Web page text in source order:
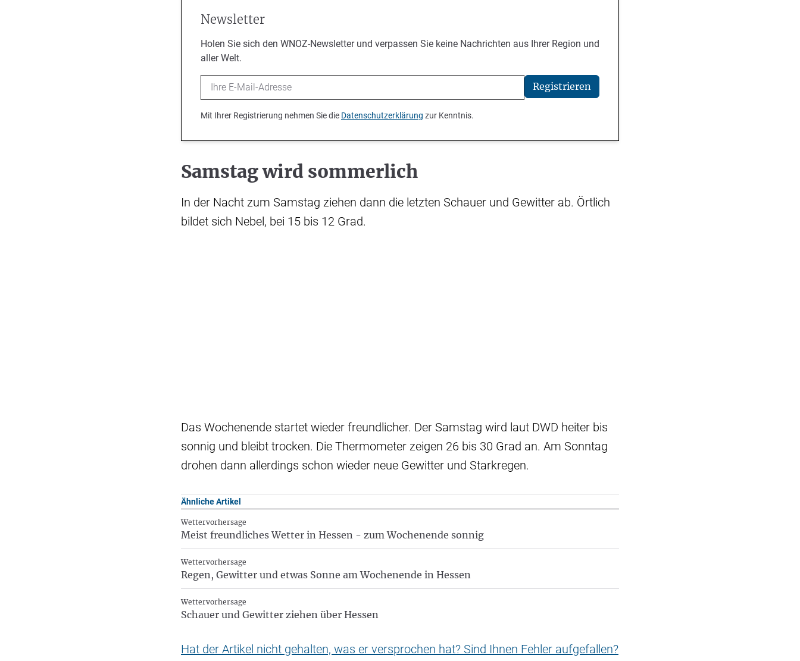
Newsletter
Holen Sie sich den WNOZ-Newsletter und verpassen Sie keine Nachrichten aus Ihrer Region und
aller Welt.
Email Registrieren
Mit Ihrer Registrierung nehmen Sie die Datenschutzerklärung zur Kenntnis.
Samstag wird sommerlich
In der Nacht zum Samstag ziehen dann die letzten Schauer und Gewitter ab. Örtlich
bildet sich Nebel, bei 15 bis 12 Grad.
Das Wochenende startet wieder freundlicher. Der Samstag wird laut DWD heiter bis
sonnig und bleibt trocken. Die Thermometer zeigen 26 bis 30 Grad an. Am Sonntag
drohen dann allerdings schon wieder neue Gewitter und Starkregen.
Ähnliche Artikel
Wettervorhersage
Meist freundliches Wetter in Hessen - zum Wochenende sonnig
Wettervorhersage
Regen, Gewitter und etwas Sonne am Wochenende in Hessen
Wettervorhersage
Schauer und Gewitter ziehen über Hessen
Hat der Artikel nicht gehalten, was er versprochen hat? Sind Ihnen Fehler aufgefallen?